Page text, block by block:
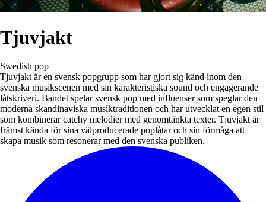
Tjuvjakt
Swedish pop
Tjuvjakt är en svensk popgrupp som har gjort sig känd inom den
svenska musikscenen med sin karakteristiska sound och engagerande
låtskriveri. Bandet spelar svensk pop med influenser som speglar den
moderna skandinaviska musiktraditionen och har utvecklat en egen stil
som kombinerar catchy melodier med genomtänkta texter. Tjuvjakt är
främst kända för sina välproducerade poplåtar och sin förmåga att
skapa musik som resonerar med den svenska publiken.